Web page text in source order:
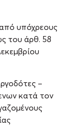
υπόχρεους
του άρθ. 58
–
κατά τον